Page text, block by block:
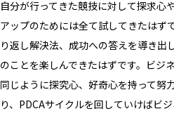
自分が行ってきた競技に対して探求心
アップのためには全て試してきたはず
り返し解決法、成功への答えを導き出
のことを楽しんできたはずです。ビジ
同じように探究心、好奇心を持って努
り、PDCAサイクルを回していけばビ